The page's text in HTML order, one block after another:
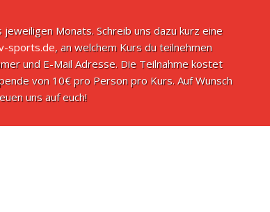
Monats. Schreib uns dazu kurz eine
sports.de, an welchem Kurs du teilnehmen
und E-Mail Adresse. Die Teilnahme kostet
von 10€ pro Person pro Kurs. Auf Wunsch
uns auf euch!